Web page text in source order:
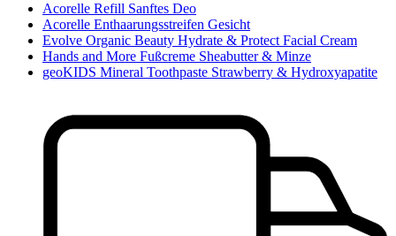
Acorelle Refill Sanftes Deo
Acorelle Enthaarungsstreifen Gesicht
Evolve Organic Beauty Hydrate & Protect Facial Cream
Hands and More Fußcreme Sheabutter & Minze
geoKIDS Mineral Toothpaste Strawberry & Hydroxyapatite